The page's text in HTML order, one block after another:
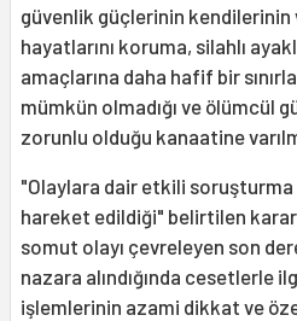
güvenlik güçlerinin kendilerinin
hayatlarını koruma, silahlı
amaçlarına daha hafif bir
mümkün olmadığı ve ölümcül
zorunlu olduğu kanaatine
"Olaylara dair etkili
hareket edildiği" belirtilen
somut olayı çevreleyen son
nazara alındığında cesetlerle
işlemlerinin azami dikkat ve